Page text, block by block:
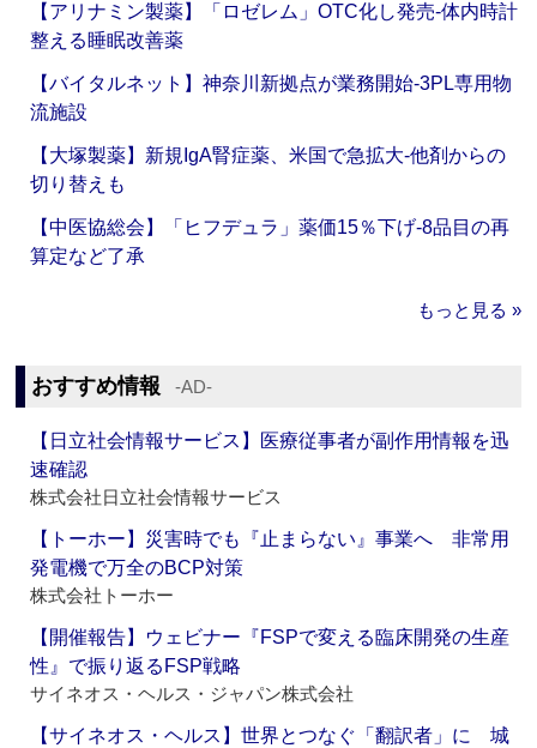
【アリナミン製薬】「ロゼレム」OTC化し発売‐体内時計
整える睡眠改善薬
【バイタルネット】神奈川新拠点が業務開始‐3PL専用物
流施設
【大塚製薬】新規IgA腎症薬、米国で急拡大‐他剤からの
切り替えも
【中医協総会】「ヒフデュラ」薬価15％下げ‐8品目の再
算定など了承
もっと見る »
おすすめ情報 ‐AD‐
【日立社会情報サービス】医療従事者が副作用情報を迅
速確認
株式会社日立社会情報サービス
【トーホー】災害時でも『止まらない』事業へ 非常用
発電機で万全のBCP対策
株式会社トーホー
【開催報告】ウェビナー『FSPで変える臨床開発の生産
性』で振り返るFSP戦略
サイネオス・ヘルス・ジャパン株式会社
【サイネオス・ヘルス】世界とつなぐ「翻訳者」に 城